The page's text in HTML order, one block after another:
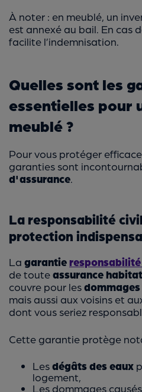
À noter : en meublé, un
est annexé au bail. En cas
facilite l’indemnisation.
Quelles sont les
essentielles pour
meublé ?
Pour vous protéger
garanties sont
d'assurance
La responsabilité
protection
La garantie
de touteassurance
couvre pour lesdommages
mais aussi aux voisins et
dont vous seriez
Cette garantie protège
Lesdégâts des eaux
logement,
Les dommages